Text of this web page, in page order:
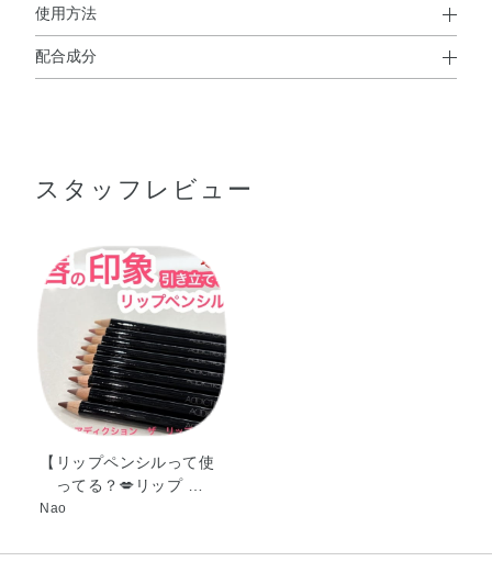
使用方法
使用上の注意
いようご注意ください。
●温度変化の大きい場所に置くと、芯の形状が変化したり、まれに配
使用性に問題はありません。削ってからお使いください。
配合成分
セリル・水添オリーブ油デシルエステルズ・水添綿実油・
ト・酸化チタン・酸化鉄
スタッフレビュー
【リップペンシルって使
ってる？💋リップ …
Nao